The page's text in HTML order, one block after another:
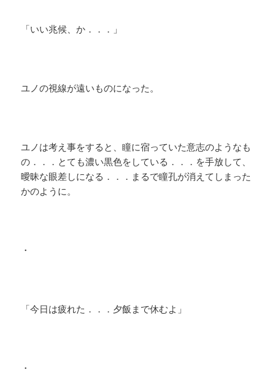
「いい兆候、か．．．」
ユノの視線が遠いものになった。
ユノは考え事をすると、瞳に宿っていた意志のようなも
の．．．とても濃い黒色をしている．．．を手放して、
曖昧な眼差しになる．．．まるで瞳孔が消えてしまった
かのように。
・
「今日は疲れた．．．夕飯まで休むよ」
・